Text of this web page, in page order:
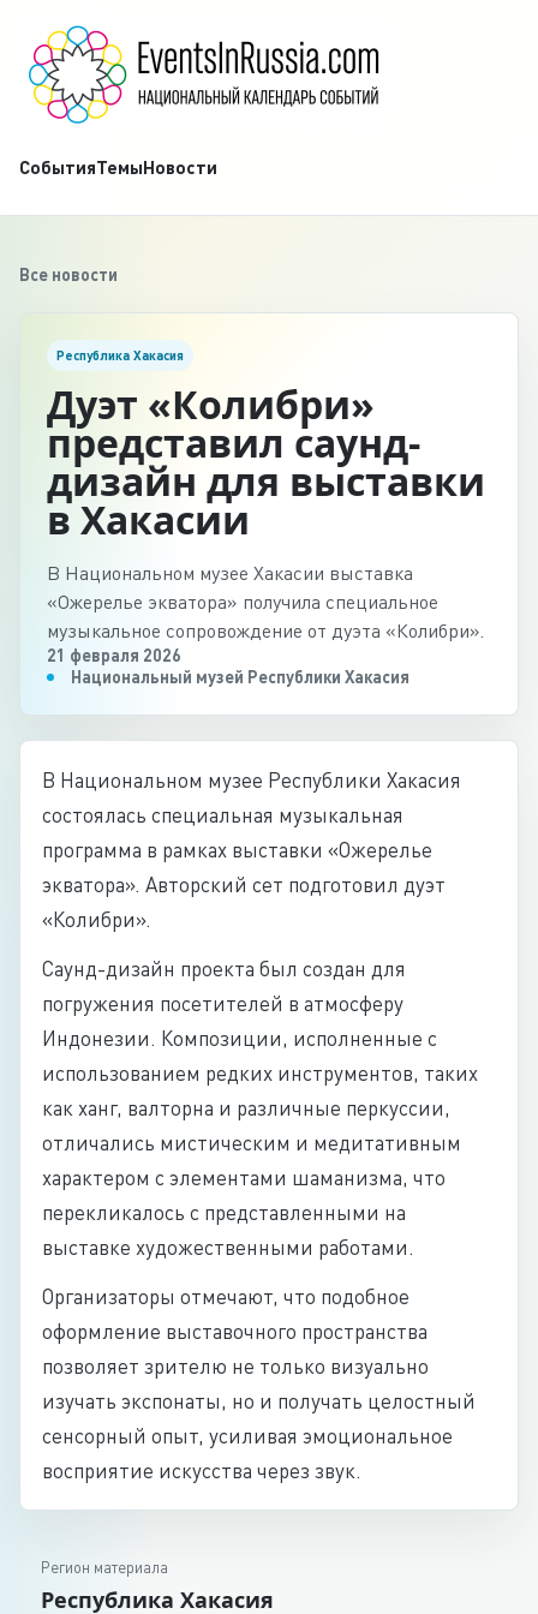
СобытияТемыНовости
Все новости
Республика Хакасия
Дуэт «Колибри»
представил саунд-
дизайн для выставки
в Хакасии
В Национальном музее Хакасии выставка
«Ожерелье экватора» получила специальное
музыкальное сопровождение от дуэта «Колибри».
21 февраля 2026
Национальный музей Республики Хакасия
В Национальном музее Республики Хакасия
состоялась специальная музыкальная
программа в рамках выставки «Ожерелье
экватора». Авторский сет подготовил дуэт
«Колибри».
Саунд-дизайн проекта был создан для
погружения посетителей в атмосферу
Индонезии. Композиции, исполненные с
использованием редких инструментов, таких
как ханг, валторна и различные перкуссии,
отличались мистическим и медитативным
характером с элементами шаманизма, что
перекликалось с представленными на
выставке художественными работами.
Организаторы отмечают, что подобное
оформление выставочного пространства
позволяет зрителю не только визуально
изучать экспонаты, но и получать целостный
сенсорный опыт, усиливая эмоциональное
восприятие искусства через звук.
Регион материала
Республика Хакасия